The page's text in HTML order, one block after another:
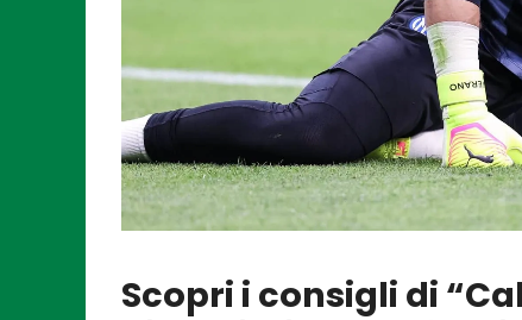
Scopri i consigli di